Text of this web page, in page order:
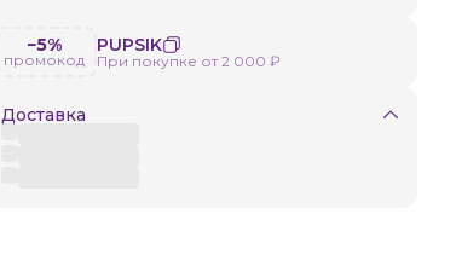
−5%
промокод
PUPSIK
При покупке от 2 000 ₽
Доставка